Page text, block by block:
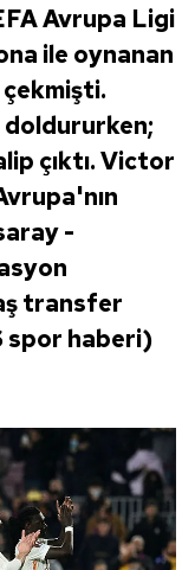
Avrupa Ligi
ile oynanan
çıktı. Victor
-
transfer
spor haberi)